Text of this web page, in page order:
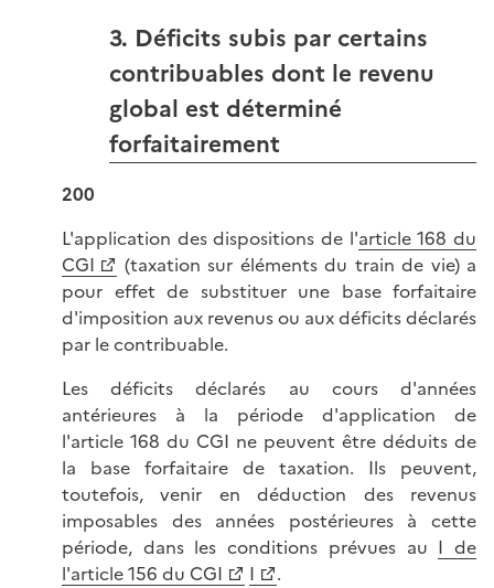
3. Déficits subis par certains
contribuables dont le revenu
global est déterminé
forfaitairement
200
L'application des dispositions de l'article 168 du
CGI
(taxation sur éléments du train de vie) a
pour effet de substituer une base forfaitaire
d'imposition aux revenus ou aux déficits déclarés
par le contribuable.
Les déficits déclarés au cours d'années
antérieures à la période d'application de
l'article 168 du CGI ne peuvent être déduits de
la base forfaitaire de taxation. Ils peuvent,
toutefois, venir en déduction des revenus
imposables des années postérieures à cette
période, dans les conditions prévues au I de
l'article 156 du CGI
I
.